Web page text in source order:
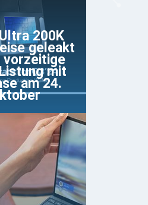
200K
geleakt
vorzeitige
mit
am 24.